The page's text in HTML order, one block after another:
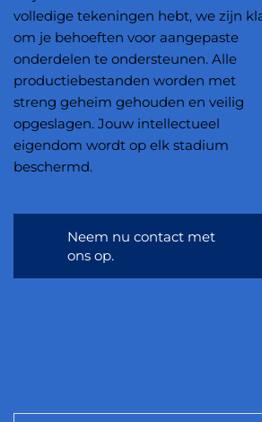
volledige tekeningen hebt, we zijn
om je behoeften voor aangepaste
onderdelen te ondersteunen. Alle
productiebestanden worden met
streng geheim gehouden en veilig
opgeslagen. Jouw intellectueel
eigendom wordt op elk stadium
beschermd.
Neem nu contact met
ons op.